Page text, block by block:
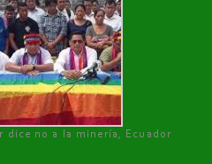
dice no a la minería, Ecuador